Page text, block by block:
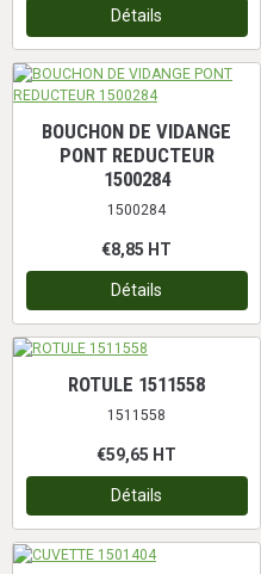
Détails
BOUCHON DE VIDANGE
PONT REDUCTEUR
1500284
1500284
€8,85 HT
Détails
ROTULE 1511558
1511558
€59,65 HT
Détails